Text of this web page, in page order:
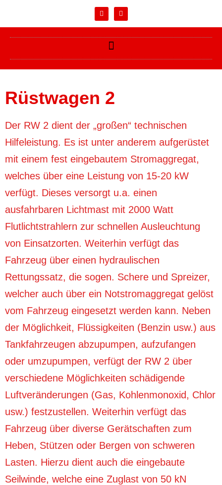
Rüstwagen 2
Der RW 2 dient der „großen“ technischen
Hilfeleistung. Es ist unter anderem aufgerüstet
mit einem fest eingebautem Stromaggregat,
welches über eine Leistung von 15-20 kW
verfügt. Dieses versorgt u.a. einen
ausfahrbaren Lichtmast mit 2000 Watt
Flutlichtstrahlern zur schnellen Ausleuchtung
von Einsatzorten. Weiterhin verfügt das
Fahrzeug über einen hydraulischen
Rettungssatz, die sogen. Schere und Spreizer,
welcher auch über ein Notstromaggregat gelöst
vom Fahrzeug eingesetzt werden kann. Neben
der Möglichkeit, Flüssigkeiten (Benzin usw.) aus
Tankfahrzeugen abzupumpen, aufzufangen
oder umzupumpen, verfügt der RW 2 über
verschiedene Möglichkeiten schädigende
Luftveränderungen (Gas, Kohlenmonoxid, Chlor
usw.) festzustellen. Weiterhin verfügt das
Fahrzeug über diverse Gerätschaften zum
Heben, Stützen oder Bergen von schweren
Lasten. Hierzu dient auch die eingebaute
Seilwinde, welche eine Zuglast von 50 kN